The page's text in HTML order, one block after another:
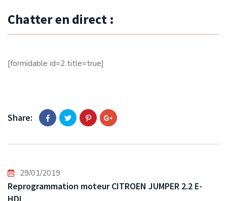
Chatter en direct :
[formidable id=2 title=true]
Share:
29/01/2019
Reprogrammation moteur CITROEN JUMPER 2.2 E-